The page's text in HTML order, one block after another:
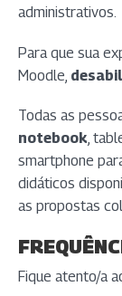
administrativos.
Para que sua
Moodle,
Todas as
notebook ,
smartphone
didáticos
as propostas
Fique atento/a